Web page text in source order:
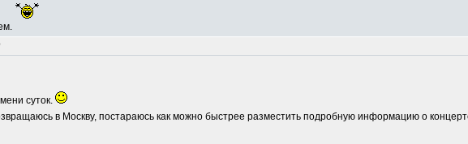
суток.
в Москву, постараюсь как можно быстрее разместить подробную информацию о